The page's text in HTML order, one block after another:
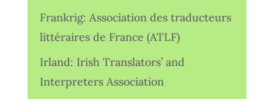
Frankrig: Association des traducteurs
littéraires de France (ATLF)
Irland: Irish Translators’ and
Interpreters Association